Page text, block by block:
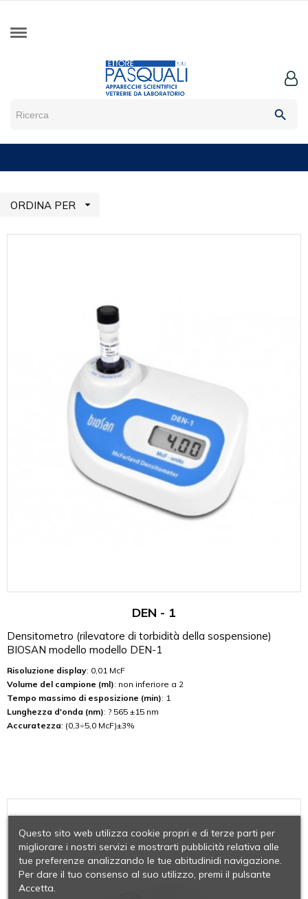
search
ORDINA PER 
DEN - 1
Densitometro (rilevatore di torbidità della sospensione)
BIOSAN modello modello DEN-1
Risoluzione display: 0,01 McF
Volume del campione (ml): non inferiore a 2
Tempo massimo di esposizione (min): 1
Lunghezza d'onda (nm): ? 565 ±15 nm
Accuratezza: (0,3÷5,0 McF)±3%
Questo sito web utilizza cookie propri e di terze parti per
migliorare i nostri servizi e mostrarti pubblicità relativa alle
tue preferenze analizzando le tue abitudinidi navigazione.
Per dare il tuo consenso al suo utilizzo, premi il pulsante
Accetta.